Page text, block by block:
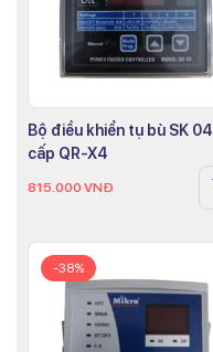
Bộ điều khiển tụ bù SK 04
cấp QR-X4
815.000 VNĐ
-38%